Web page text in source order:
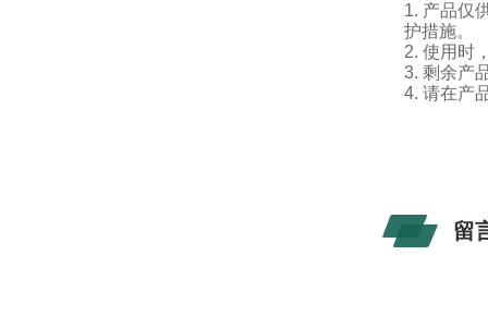
1. 产品仅
护措施。
2.使用时
3.剩余产
4.请在产
留